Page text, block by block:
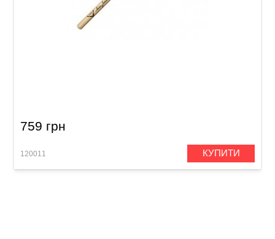
759 грн
120011 КУПИТИ